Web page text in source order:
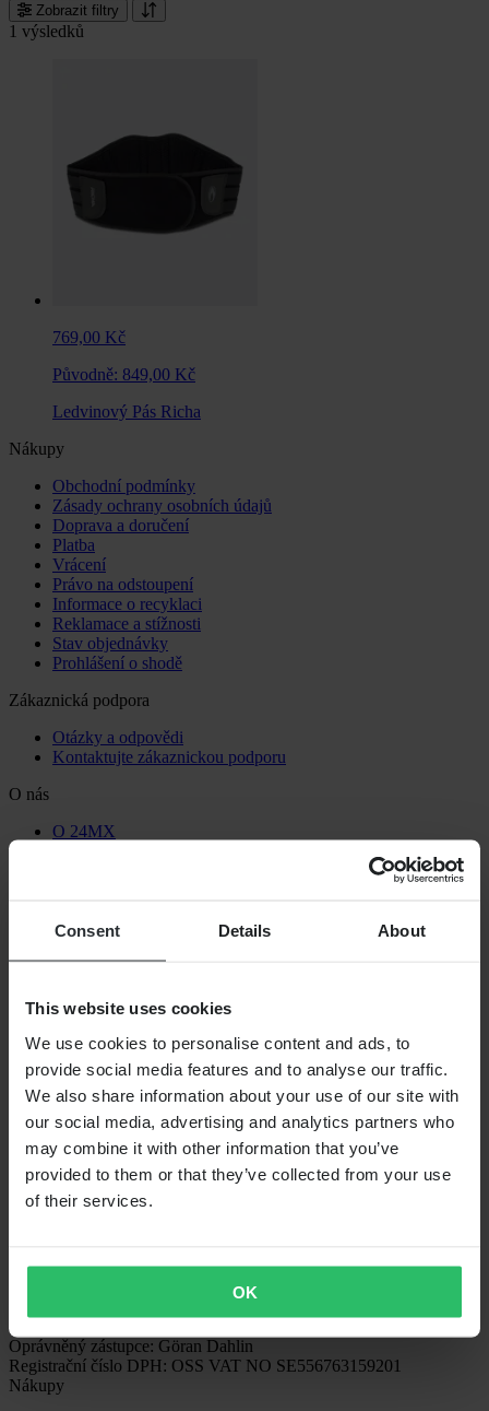
Consent Details About
This website uses cookies
We use cookies to personalise content and ads, to
provide social media features and to analyse our traffic.
We also share information about your use of our site with
our social media, advertising and analytics partners who
may combine it with other information that you’ve
provided to them or that they’ve collected from your use
of their services.
OK
Zobrazit filtry
1 výsledků
769,00 Kč
Původně: 849,00 Kč
Ledvinový Pás Richa
Nákupy
Obchodní podmínky
Zásady ochrany osobních údajů
Doprava a doručení
Platba
Vrácení
Právo na odstoupení
Informace o recyklaci
Reklamace a stížnosti
Stav objednávky
Prohlášení o shodě
Zákaznická podpora
Otázky a odpovědi
Kontaktujte zákaznickou podporu
O nás
O 24MX
Možnosti dopravy
24MX je součástí společnosti Pierce Group AB
Pierce Group AB | Fleminggatan 20A, 112 26 Stockholm, Švédsko
Registrační číslo společnosti: 556763-1592
Oprávněný zástupce: Göran Dahlin
Registrační číslo DPH: OSS VAT NO SE556763159201
Nákupy